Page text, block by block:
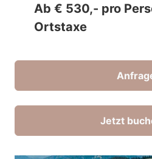
Ab € 530,- pro
Ortstaxe
Jetzt